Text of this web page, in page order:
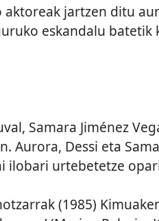
jartzen ditu
eskandalu batetik
Samara Jiménez
Aurora, Dessi eta
ilobari urtebetetze
(1985)